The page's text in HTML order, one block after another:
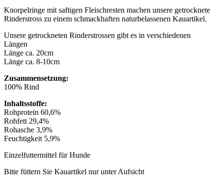
Knorpelringe mit saftigen Fleischresten machen unsere getrocknete
Rinderstross zu einem schmackhaften naturbelassenen Kauartikel.
Unsere getrockneten Rinderstrossen gibt es in verschiedenen
Längen
Länge ca. 20cm
Länge ca. 8-10cm
Zusammensetzung:
100% Rind
Inhaltsstoffe:
Rohprotein 60,6%
Rohfett 29,4%
Rohasche 3,9%
Feuchtigkeit 5,9%
Einzelfuttermittel für Hunde
Bitte füttern Sie Kauartikel nur unter Aufsicht